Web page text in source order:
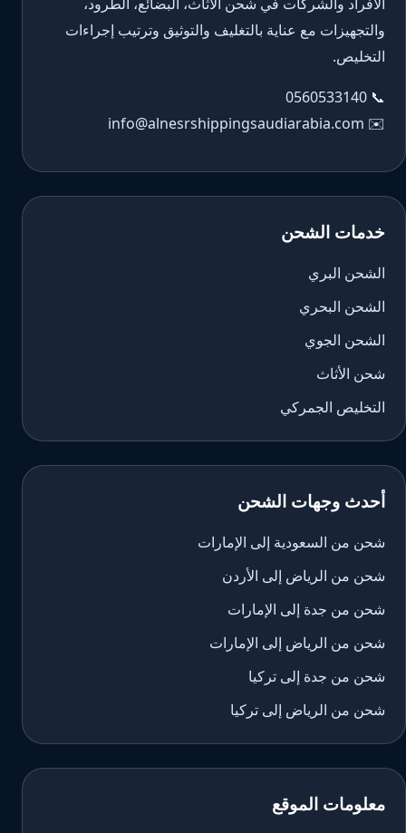
والتجهيزات مع عناية بالتغليف والتوثيق وترتيب إجراءات
التخليص.
📞
0560533140
✉️
info@alnesrshippingsaudiarabia.com
خدمات الشحن
الشحن البري
الشحن البحري
الشحن الجوي
شحن الأثاث
التخليص الجمركي
أحدث وجهات الشحن
شحن من السعودية إلى الإمارات
شحن من الرياض إلى الأردن
شحن من جدة إلى الإمارات
شحن من الرياض إلى الإمارات
شحن من جدة إلى تركيا
شحن من الرياض إلى تركيا
معلومات الموقع